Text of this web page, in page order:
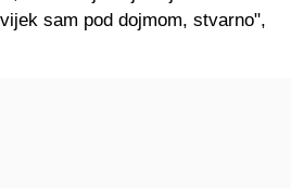
sam pod dojmom, stvarno",